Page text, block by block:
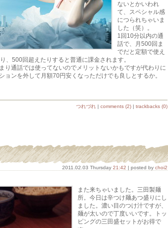
ないとかいわれ
て、スペシャル感
につられちゃいま
した（笑）。
1回10分以内の通
話で、月500回ま
でだと定額で使え
、500回超えたりすると普通に課金されます。
り通話では使ってないのでメリットないかもですが代わりに
ョンを外して月額70円安くなっただけでも良しとするか。
つれづれ | comments (2) | trackbacks (0)
2011.02.03 Thursday 21:42 | posted by choi2
また来ちゃいました。三田製麺
所。今日は辛つけ麺あつ盛りにし
ました。濃い目のつけ汁ですが、
麺が太いので丁度いいです。トッ
ピングの三田盛セットがお得で